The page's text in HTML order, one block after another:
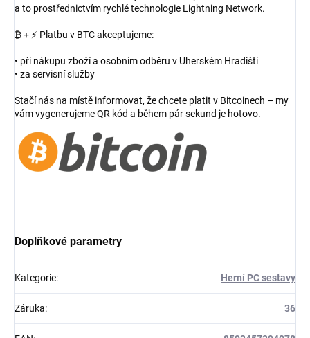
a to prostřednictvím rychlé technologie Lightning Network.
₿ + ⚡ Platbu v BTC akceptujeme:
• při nákupu zboží a osobním odběru v Uherském Hradišti
• za servisní služby
Stačí nás na místě informovat, že chcete platit v Bitcoinech – my
vám vygenerujeme QR kód a během pár sekund je hotovo.
Doplňkové parametry
Kategorie: Herní PC sestavy
Záruka: 36